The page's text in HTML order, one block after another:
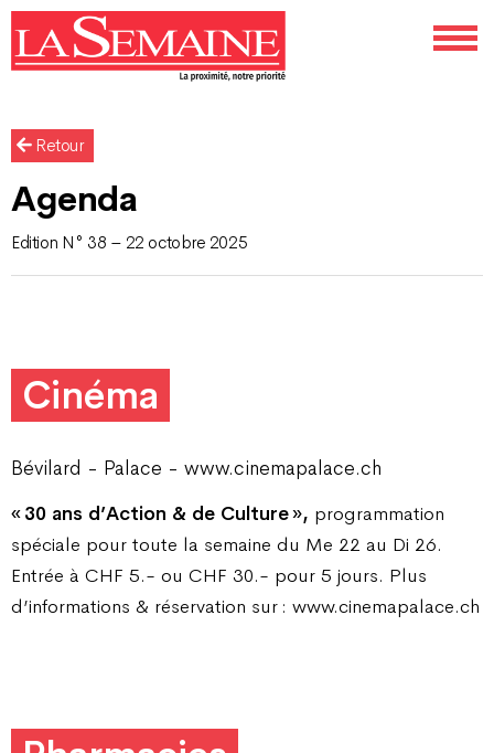
Retour
Agenda
Edition N° 38 – 22 octobre 2025
Cinéma
Bévilard - Palace - www.cinemapalace.ch
« 30 ans d’Action & de Culture », programmation
spéciale pour toute la semaine du Me 22 au Di 26.
Entrée à CHF 5.- ou CHF 30.- pour 5 jours. Plus
d’informations & réservation sur : www.cinemapalace.ch